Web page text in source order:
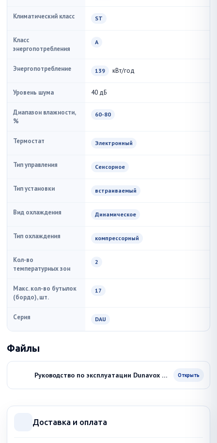
Климатический класс ST
Класс
энергопотребления
A
Энергопотребление 139 кВт/год
Уровень шума 40 дБ
Диапазон влажности,
%
60-80
Термостат Электронный
Тип управления Сенсорное
Тип установки встраиваемый
Вид охлаждения Динамическое
Тип охлаждения компрессорный
Кол-во
температурных зон
2
Макс. кол-во бутылок
(бордо), шт.
17
Серия DAU
Файлы
Руководство по эксплуатации Dunavox DAU-17 57DSS Открыть
Доставка и оплата